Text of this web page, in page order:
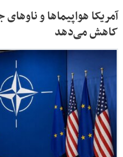
آمریکا هواپیماها و
کاهش می‌دهد